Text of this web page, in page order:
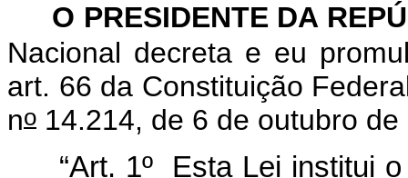
O PRESIDENTE DA
Nacional decreta e eu
art. 66 da Constituição
no 14.214, de 6 de outubro de
“Art. 1º Esta Lei institui